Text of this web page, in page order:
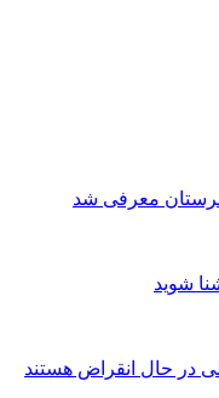
معرفی شد
در حال انقراض هستند